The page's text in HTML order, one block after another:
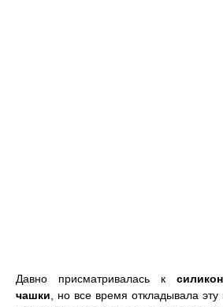
Давно присматривалась к
чашки, но все время откладывала эту